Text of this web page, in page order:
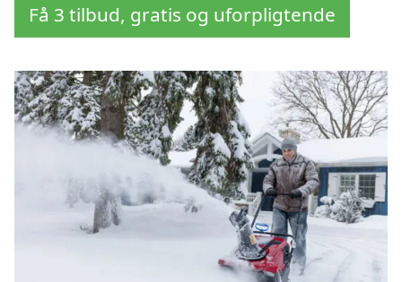
Få 3 tilbud, gratis og uforpligtende